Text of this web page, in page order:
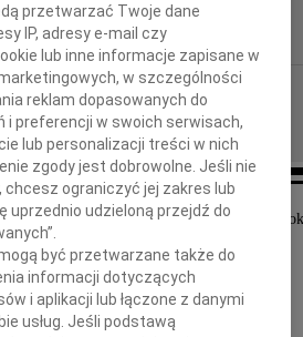
Franz
zawiadamiamy, że w dniu 20 grudnia 2023
przetwarzać Twoje dane
IP, adresy e-mail czy
lub inne informacje zapisane w
w szczególności
reklam dopasowanych do
i preferencji w swoich serwisach,
lub personalizacji treści w nich
zgody jest dobrowolne. Jeśli nie
ograniczyć jej zakres lub
uprzednio udzieloną przejdź do
być przetwarzane także do
informacji dotyczących
i aplikacji lub łączone z danymi
usług. Jeśli podstawą